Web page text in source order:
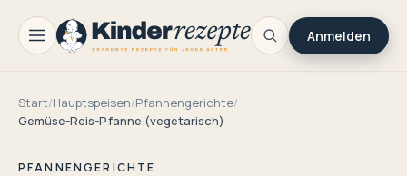
Anmelden
Start/Hauptspeisen/Pfannengerichte/
Gemüse-Reis-Pfanne (vegetarisch)
PFANNENGERICHTE